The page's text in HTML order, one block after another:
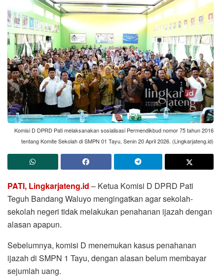
Komisi D DPRD Pati melaksanakan sosialisasi Permendikbud nomor 75 tahun 2016
tentang Komite Sekolah di SMPN 01 Tayu, Senin 20 April 2026. (Lingkarjateng.id)
PATI, Lingkarjateng.id – Ketua Komisi D DPRD Pati
Teguh Bandang Waluyo mengingatkan agar sekolah-
sekolah negeri tidak melakukan penahanan ijazah dengan
alasan apapun.
Sebelumnya, komisi D menemukan kasus penahanan
ijazah di SMPN 1 Tayu, dengan alasan belum membayar
sejumlah uang.